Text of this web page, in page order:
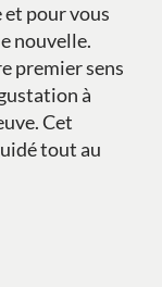
et pour vous
nouvelle.
premier sens
à
Cet
tout au